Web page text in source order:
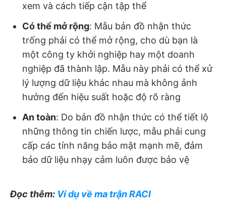
xem và cách tiếp cận tập thể
Có thể mở rộng: Mẫu bản đồ nhận thức
trống phải có thể mở rộng, cho dù bạn là
một công ty khởi nghiệp hay một doanh
nghiệp đã thành lập. Mẫu này phải có thể xử
lý lượng dữ liệu khác nhau mà không ảnh
hưởng đến hiệu suất hoặc độ rõ ràng
An toàn: Do bản đồ nhận thức có thể tiết lộ
những thông tin chiến lược, mẫu phải cung
cấp các tính năng bảo mật mạnh mẽ, đảm
bảo dữ liệu nhạy cảm luôn được bảo vệ
Đọc thêm: Ví dụ về ma trận RACI